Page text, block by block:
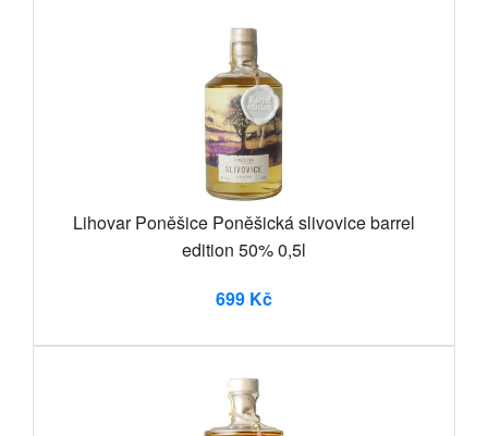
Lihovar Poněšice Poněšická slivovice barrel
edition 50% 0,5l
699 Kč